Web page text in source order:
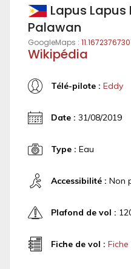
Lapus Lapus
Palawan
GoogleMaps :
Wikipédia
Télé-pilote : Eddy
Date : 31/08/2019
Type : Eau
Accessibilité : Non
Plafond de vol :
Fiche de vol :